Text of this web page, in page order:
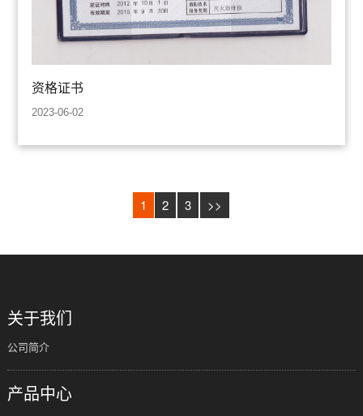
资格证书
2023-06-02
1 2 3 >>
关于我们
公司简介
产品中心